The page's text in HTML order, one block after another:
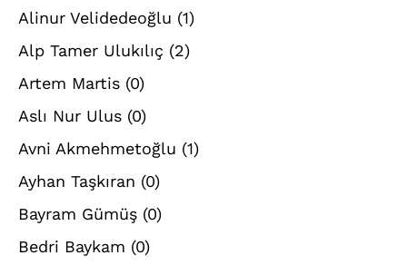
Alinur Velidedeoğlu (1)
Alp Tamer Ulukılıç (2)
Artem Martis (0)
Aslı Nur Ulus (0)
Avni Akmehmetoğlu (1)
Ayhan Taşkıran (0)
Bayram Gümüş (0)
Bedri Baykam (0)